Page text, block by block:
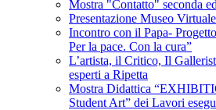
Mostra "Contatto" seconda
Presentazione Museo
Incontro con il Papa-
Per la pace. Con la cura”
L’artista, il Critico, Il
esperti a Ripetta
Mostra Didattica
Student Art” dei Lavori